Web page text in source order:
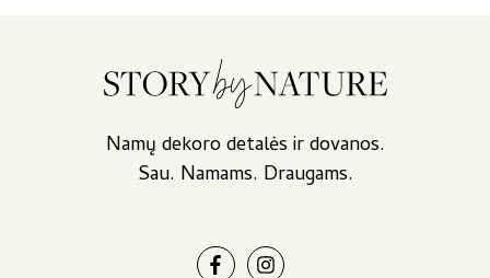
Namų dekoro detalės ir dovanos.
Sau. Namams. Draugams.